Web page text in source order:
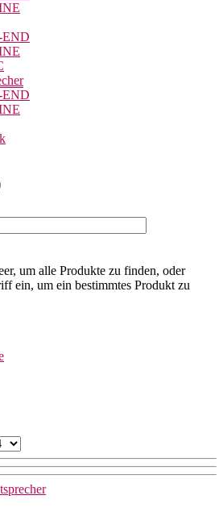
um alle Produkte zu finden, oder
ein, um ein bestimmtes Produkt zu